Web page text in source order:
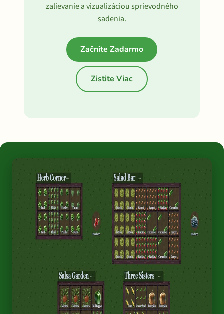
zalievanie a vizualizáciou sprievodného
sadenia.
Začnite Zadarmo
Zistite Viac